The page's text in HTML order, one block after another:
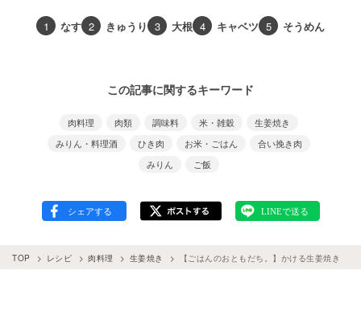
1 なす 2 きゅうり 3 大根 4 キャベツ 5 そうめん
この記事に関するキーワード
肉料理 肉類 調味料 米・雑穀
生姜焼き
みりん・料理酒
ひき肉 お米・ごはん
合い挽き肉
みりん
ご飯
TOP レシピ 肉料理 生姜焼き 【ごはんのおともだち。】かける生姜焼き